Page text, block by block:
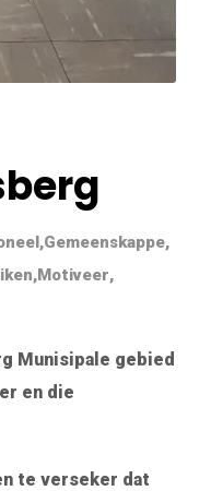
,Gemeenskappe,
,Motiveer,
Munisipale gebied
en die
te verseker dat